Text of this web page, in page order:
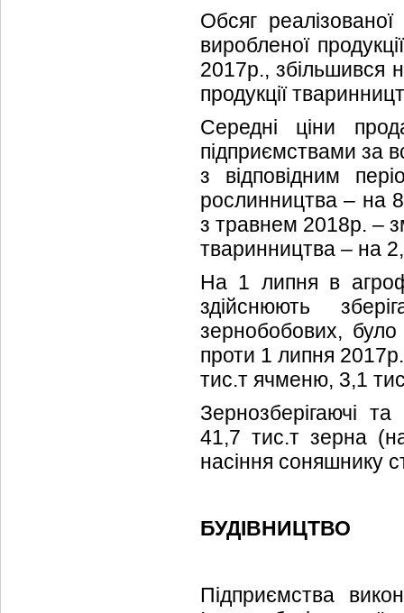
Обсяг
виробленої
2017р., збільшився
продукції
Середні ціни
підприємствами за
з відповідним
рослинництва – на
з травнем 2018р. –
тваринництва – на
На 1 липня в
здійснюють
зернобобових,
проти 1 липня
тис.т ячменю, 3,1
Зернозберігаючі
41,7 тис.т зерна
насіння соняшнику
БУДІВНИЦТВО
Підприємства